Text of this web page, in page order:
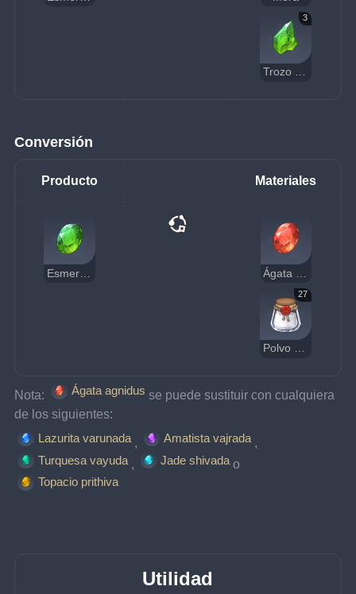
3
Trozo de esmeralda nagadus
Conversión
Producto Materiales
Esmeralda nagadus
27
Polvo de azoth
Nota: Ágata agnidus se puede sustituir con cualquiera
de los siguientes:
Lazurita varunada
Amatista vajrada
Turquesa vayuda , Jade shivada o
Topacio prithiva
Utilidad